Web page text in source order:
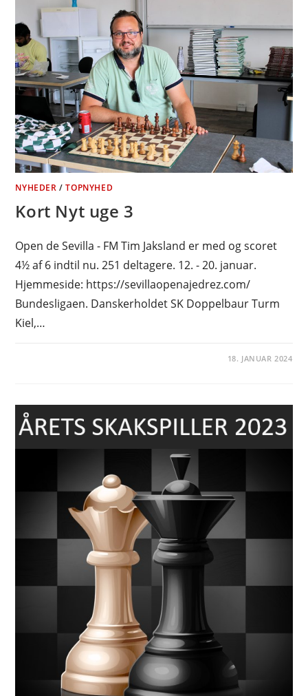
NYHEDER /TOPNYHED
Kort Nyt uge 3
Open de Sevilla - FM Tim Jaksland er med og scoret
4½ af 6 indtil nu. 251 deltagere. 12. - 20. januar.
Hjemmeside: https://sevillaopenajedrez.com/
Bundesligaen. Danskerholdet SK Doppelbaur Turm
Kiel,…
18. JANUAR 2024